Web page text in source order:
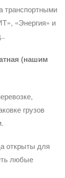
транспортными
«Энергия» и
(нашим
грузов
открыты для
любые